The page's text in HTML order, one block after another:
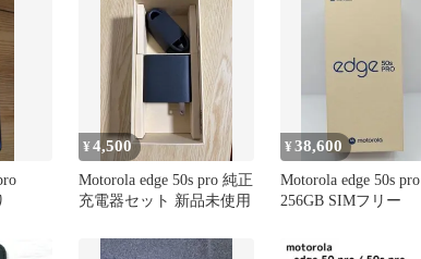
¥4,500
Motorola edge 50s pro 純正
充電器セット 新品未使用
¥38,600
Motorola edge 50s pro
256GB SIMフリー